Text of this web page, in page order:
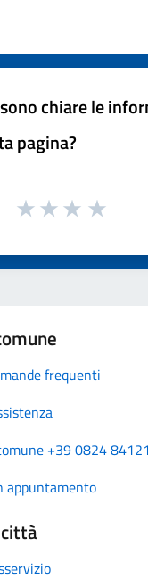
chiare le
pagina?
frequenti
+39 0824
appuntamento